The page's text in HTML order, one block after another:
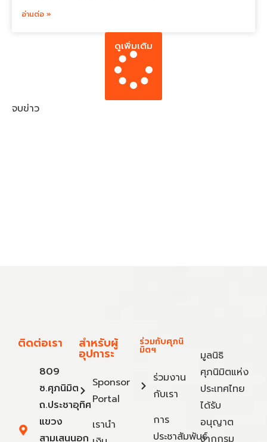
อ่านต่อ »
ดูเพิ่มเติม
จบข่าว
ติดต่อเรา
809
ซ.ศุภนิมิต
ถ.ประชาอุทิศ
แขวง
สามเสนนอก
สำหรับผู้
อุปการะ
Sponsor
Portal
เรานำ
ร่วมกับศุภนิ
มิตฯ
ร่วมงาน
กับเรา
การ
ประชาสัมพันธ์
มูลนิธิ
ศุภนิมิตแห่ง
ประเทศไทย
ได้รับ
อนุญาต
จากกรม